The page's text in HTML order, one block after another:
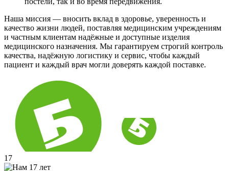
Наша миссия — вносить вклад в здоровье, уверенность и
качество жизни людей, поставляя медицинским учреждениям
и частным клиентам надёжные и доступные изделия
медицинского назначения. Мы гарантируем строгий контроль
качества, надёжную логистику и сервис, чтобы каждый
пациент и каждый врач могли доверять каждой поставке.
17